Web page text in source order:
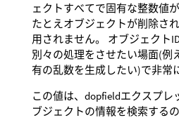
ェクトすべてで固有な整数値
たとえオブジェクトが削除さ
用されません。 オブジェクト
別々の処理をさせたい場面(例
有の乱数を生成したい)で非常
この値は、dopfieldエクスプ
ブジェクトの情報を検索する